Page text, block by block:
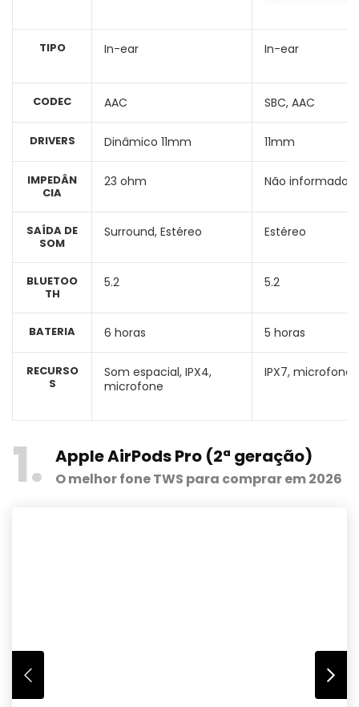
TIPO
CODEC
DRIVERS
IMPEDÂN
CIA
SAÍDA DE
SOM
BLUETOO
TH
BATERIA
RECURSO
S
In-ear
AAC
Dinâmico 11mm
23 ohm
Surround, Estéreo
5.2
6 horas
Som espacial, IPX4,
microfone
In-ear
SBC, AAC
11mm
Não informado
Estéreo
5.2
5 horas
IPX7, microfone
1 Apple AirPods Pro (2ª geração)
O melhor fone TWS para comprar em 2026